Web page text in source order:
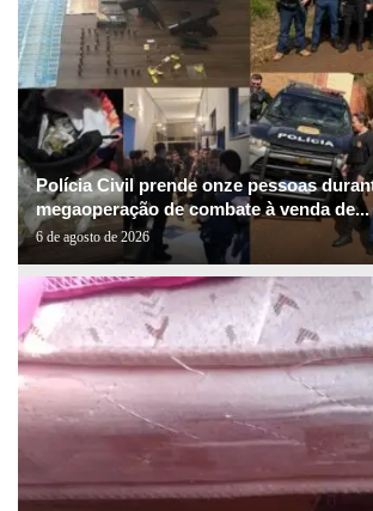
Polícia Civil prende onze pessoas
megaoperação de combate à venda de...
6 de agosto de 2026